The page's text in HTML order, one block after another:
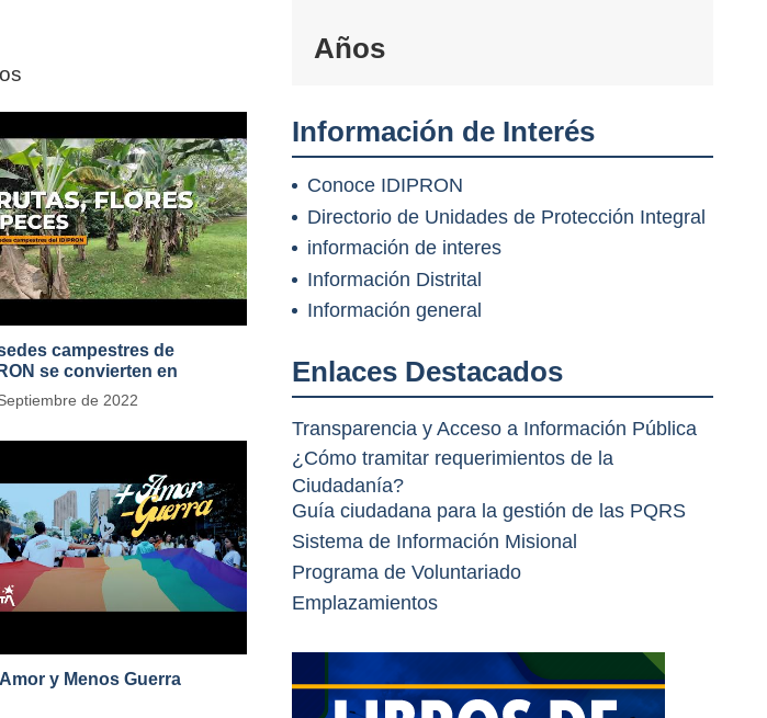
campestres de
se convierten en
agroecológicos
de 2022
y Menos Guerra
Años
Información de Interés
Conoce IDIPRON
Directorio de Unidades de Protección Integral
información de interes
Información Distrital
Información general
Enlaces Destacados
Transparencia y Acceso a Información Pública
¿Cómo tramitar requerimientos de la
Ciudadanía?
Guía ciudadana para la gestión de las PQRS
Sistema de Información Misional
Programa de Voluntariado
Emplazamientos